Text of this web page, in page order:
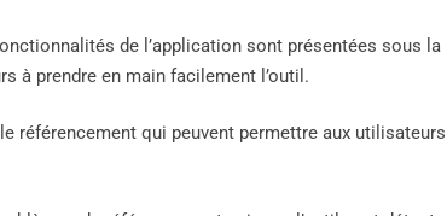
de l’application sont présentées sous la
à prendre en main facilement l’outil.
référencement qui peuvent permettre aux